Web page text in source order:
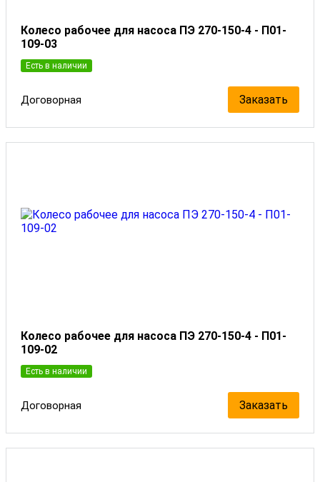
Колесо рабочее для насоса ПЭ 270-150-4 - П01-
109-03
Есть в наличии
Договорная Заказать
Колесо рабочее для насоса ПЭ 270-150-4 - П01-
109-02
Есть в наличии
Договорная Заказать